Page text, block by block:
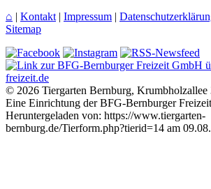
⌂ | Kontakt | Impressum |
Sitemap
© 2026 Tiergarten Bernburg, Krumbholzallee
Eine Einrichtung der BFG-Bernburger
Heruntergeladen von: https://www.tiergarten-
bernburg.de/Tierform.php?tierid=14 am